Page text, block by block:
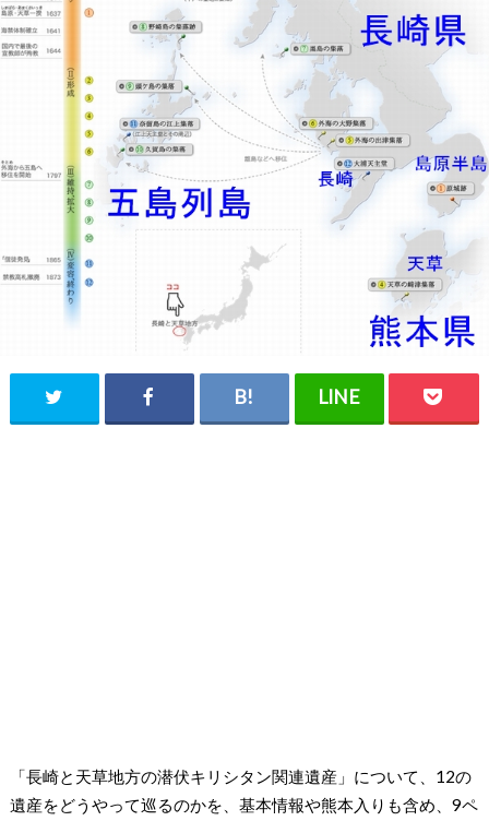
「長崎と天草地方の潜伏キリシタン関連遺産」について、12の
遺産をどうやって巡るのかを、基本情報や熊本入りも含め、9ペ